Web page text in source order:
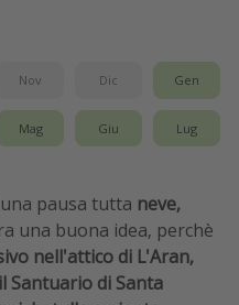
Nov Dic Gen
Mag Giu Lug
pausa tutta neve,
una buona idea, perchè
nell'attico di L'Aran,
Santuario di Santa